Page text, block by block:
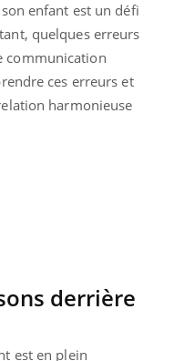
enfant est un défi
quelques erreurs
communication
ces erreurs et
harmonieuse
derrière
est en plein